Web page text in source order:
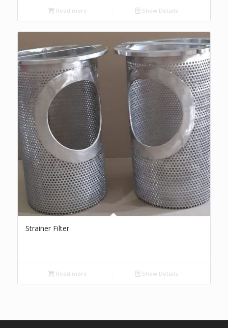
Read more Show Details
Strainer Filter
Read more Show Details